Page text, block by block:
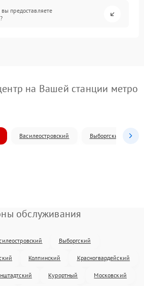
предоставляете
на Вашей станции метро
Василеостровский Выборгский
обслуживания
Выборгский
Колпинский Красногвардейский
Курортный Московский